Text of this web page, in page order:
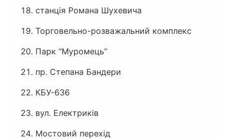
станція Романа Шухевича
Торговельно-розважальний комплекс
Парк “Муромець”
пр. Степана Бандери
КБУ-636
вул. Електриків
Мостовий перехід